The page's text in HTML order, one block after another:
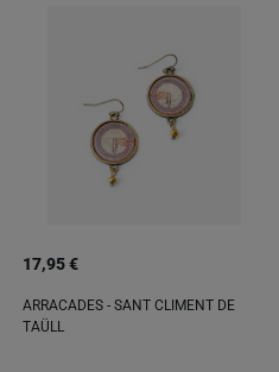
17,95 €
ARRACADES - SANT CLIMENT DE
TAÜLL